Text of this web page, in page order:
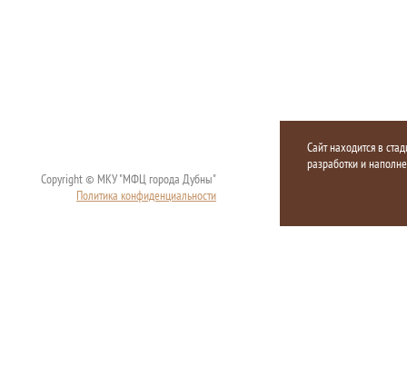
Copyright © МКУ "МФЦ города Дубны"
Политика конфиденциальности
Сайт находится в
разработки и